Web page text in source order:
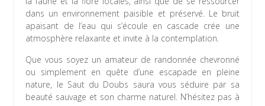
dans un environnement paisible et préservé. Le bruit
apaisant de l’eau qui s’écoule en cascade crée une
atmosphère relaxante et invite à la contemplation.
Que vous soyez un amateur de randonnée chevronné
ou simplement en quête d’une escapade en pleine
nature, le Saut du Doubs saura vous séduire par sa
beauté sauvage et son charme naturel. N’hésitez pas à